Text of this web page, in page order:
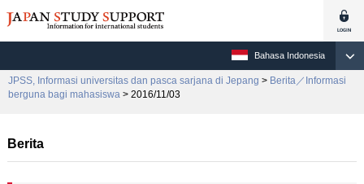
Bahasa Indonesia
JPSS, Informasi universitas dan pasca sarjana di Jepang > Berita／Informasi
berguna bagi mahasiswa > 2016/11/03
Berita